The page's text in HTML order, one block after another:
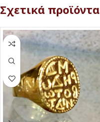
Σχετικά προϊόντα